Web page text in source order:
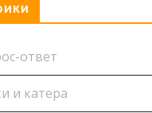
ответ
и катера